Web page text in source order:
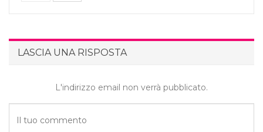
LASCIA UNA RISPOSTA
L'indirizzo email non verrà pubblicato.